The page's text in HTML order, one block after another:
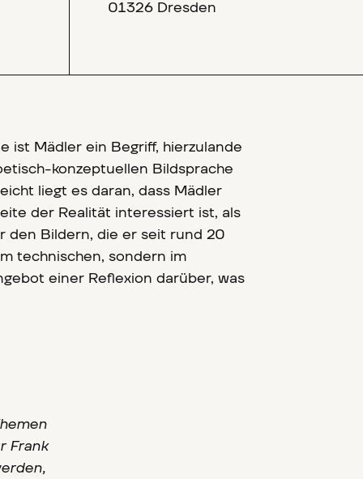
01326 Dresden
ist Mädler ein Begriff, hierzulande
konzeptuellen Bildsprache
liegt es daran, dass Mädler
der Realität interessiert ist, als
den Bildern, die er seit rund 20
technischen, sondern im
einer Reflexion darüber, was
Frank